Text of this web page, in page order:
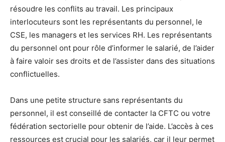
résoudre les conflits au travail. Les principaux
interlocuteurs sont les représentants du personnel, le
CSE, les managers et les services RH. Les représentants
du personnel ont pour rôle d’informer le salarié, de l’aider
à faire valoir ses droits et de l’assister dans des situations
conflictuelles.
Dans une petite structure sans représentants du
personnel, il est conseillé de contacter la CFTC ou votre
fédération sectorielle pour obtenir de l’aide. L’accès à ces
ressources est crucial pour les salariés, car il leur permet